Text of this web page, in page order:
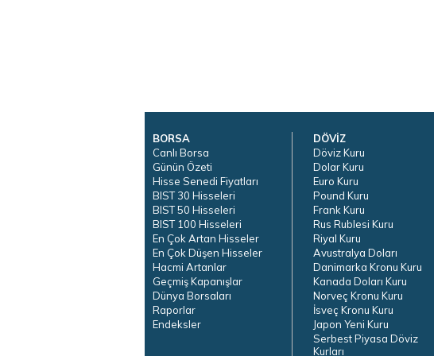
BORSA
Canlı Borsa
Günün Özeti
Hisse Senedi Fiyatları
BIST 30 Hisseleri
BIST 50 Hisseleri
BIST 100 Hisseleri
En Çok Artan Hisseler
En Çok Düşen Hisseler
Hacmi Artanlar
Geçmiş Kapanışlar
Dünya Borsaları
Raporlar
Endeksler
DÖVİZ
Döviz Kuru
Dolar Kuru
Euro Kuru
Pound Kuru
Frank Kuru
Rus Rublesi Kuru
Riyal Kuru
Avustralya Doları
Danimarka Kronu Kuru
Kanada Doları Kuru
Norveç Kronu Kuru
İsveç Kronu Kuru
Japon Yeni Kuru
Serbest Piyasa Döviz
Kurları